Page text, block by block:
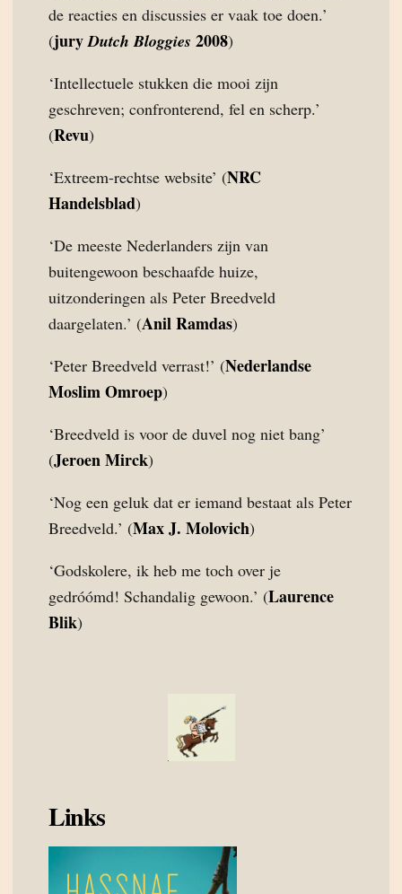
de reacties en discussies er vaak toe doen.’
(juryDutch Bloggies 2008)
‘Intellectuele stukken die mooi zijn
geschreven; confronterend, fel en scherp.’
(Revu)
‘Extreem-rechtse website’ (NRC
Handelsblad)
‘De meeste Nederlanders zijn van
buitengewoon beschaafde huize,
uitzonderingen als Peter Breedveld
daargelaten.’ (Anil Ramdas)
‘Peter Breedveld verrast!’ (Nederlandse
Moslim Omroep)
‘Breedveld is voor de duvel nog niet bang’
(Jeroen Mirck)
‘Nog een geluk dat er iemand bestaat als Peter
Breedveld.’ (Max J. Molovich)
‘Godskolere, ik heb me toch over je
gedróómd! Schandalig gewoon.’ (Laurence
Blik)
Links